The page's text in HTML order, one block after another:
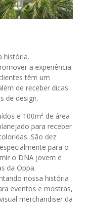
história.
a experiência
têm um
de receber dicas
de design.
e 100m² de área
para receber
São dez
para o
o DNA jovem e
da Oppa.
nossa história
eventos e mostras,
merchandiser da